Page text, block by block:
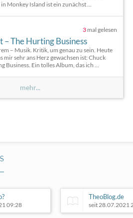
Monkey Island ist ein zunächst ...
3 mal gelesen
– The Hurting Business
– Musik. Kritik, um genau zu sein. Heute
mir sehr ans Herz gewachsen ist: Chuck
Business. Ein tolles Album, das ich ...
mehr...
09:28
TheoBlog.de
seit 28.07.2021